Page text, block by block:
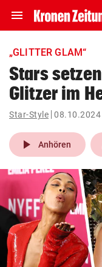
menu Navigation
ein-/ausklappen
account_circle Anmelden
pin_drop
Wien
bookmark
search
Suchbegriff
eingeben
„GLITTER GLAM“
Stars
Glitzer im
Star-Style 08.10.2024
play_arrow Anhören